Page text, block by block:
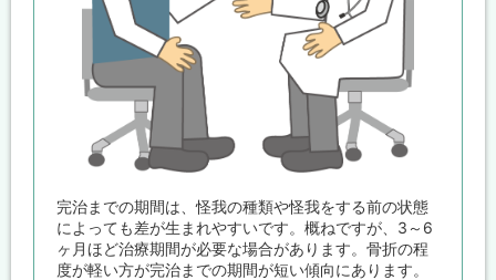
完治までの期間は、怪我の種類や怪我をする前の状態
によっても差が生まれやすいです。概ねですが、3～6
ヶ月ほど治療期間が必要な場合があります。骨折の程
度が軽い方が完治までの期間が短い傾向にあります。